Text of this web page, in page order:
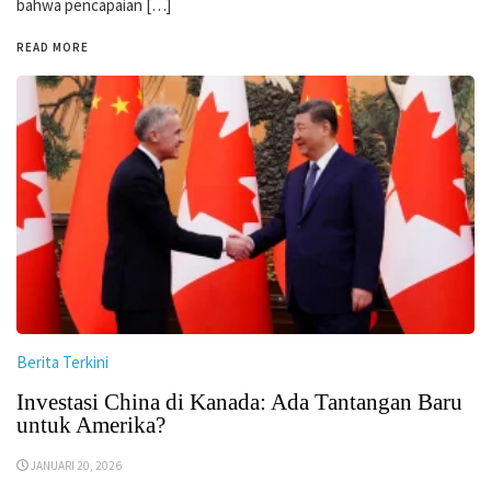
bahwa pencapaian […]
READ MORE
Berita Terkini
Investasi China di Kanada: Ada Tantangan Baru
untuk Amerika?
JANUARI 20, 2026